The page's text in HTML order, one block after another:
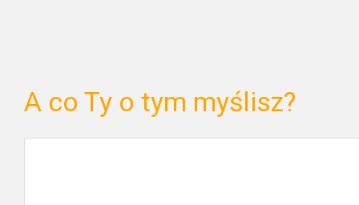
A co Ty o tym myślisz?